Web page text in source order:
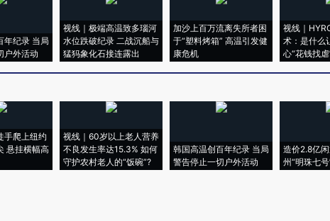
年纪录 当局
户外活动
视线｜极端高温致多瑙河
水位跌破纪录 二战沉船与
猛犸象化石接连露出
加沙上百万流离失所者困
于“塑料烤箱” 高温引发健
康危机
视线｜
术：是什么
心“花钱找虐
手爬上纽约
悬挂横幅高
视线｜60岁以上老人营养
不良发生率达15.3% 如何
守护农村老人的“饭碗”?
韩国高温创百年纪录 当局
警告停止一切户外活动
造价2.8亿
州“明珠七